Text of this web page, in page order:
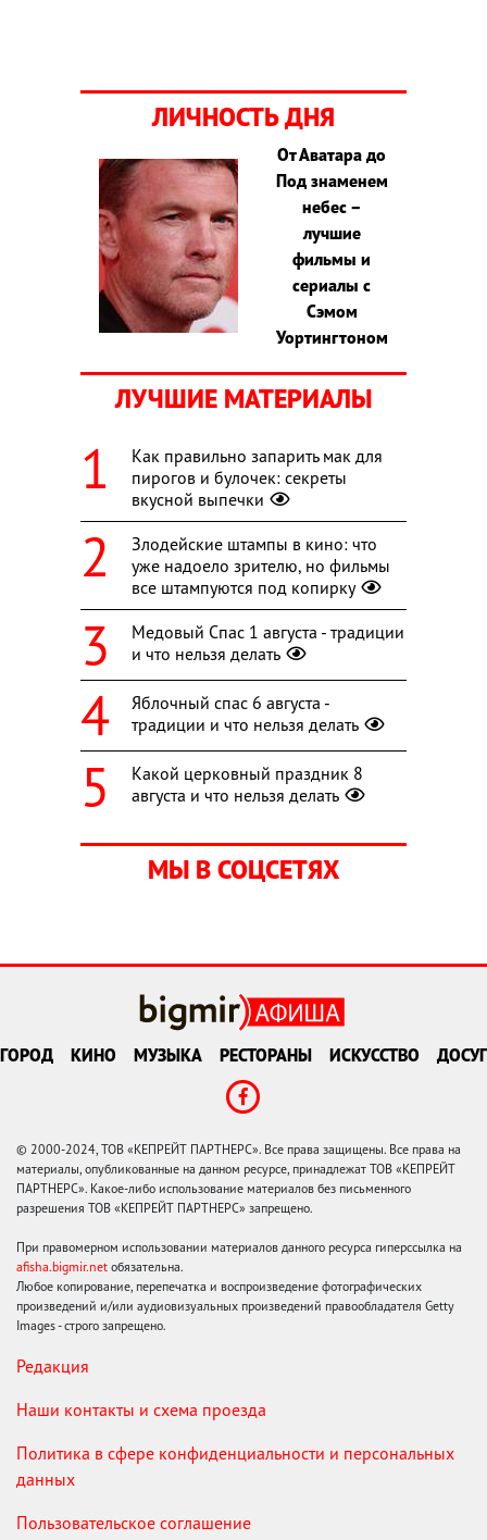
ЛИЧНОСТЬ ДНЯ
От Аватара до
Под знаменем
небес –
лучшие
фильмы и
сериалы с
Сэмом
Уортингтоном
ЛУЧШИЕ МАТЕРИАЛЫ
Как правильно запарить мак для
пирогов и булочек: секреты
вкусной выпечки
Злодейские штампы в кино: что
уже надоело зрителю, но фильмы
все штампуются под копирку
Медовый Спас 1 августа - традиции
и что нельзя делать
Яблочный спас 6 августа -
традиции и что нельзя делать
Какой церковный праздник 8
августа и что нельзя делать
МЫ В СОЦСЕТЯХ
ГОРОД КИНО МУЗЫКА РЕСТОРАНЫ ИСКУССТВО ДОСУГ
© 2000-2024, ТОВ «КЕПРЕЙТ ПАРТНЕРС». Все права защищены. Все права на
материалы, опубликованные на данном ресурсе, принадлежат ТОВ «КЕПРЕЙТ
ПАРТНЕРС». Какое-либо использование материалов без письменного
разрешения ТОВ «КЕПРЕЙТ ПАРТНЕРС» запрещено.
При правомерном использовании материалов данного ресурса гиперссылка на
afisha.bigmir.net обязательна.
Любое копирование, перепечатка и воспроизведение фотографических
произведений и/или аудиовизуальных произведений правообладателя Getty
Images - строго запрещено.
Редакция
Наши контакты и схема проезда
Политика в сфере конфиденциальности и персональных
данных
Пользовательское соглашение